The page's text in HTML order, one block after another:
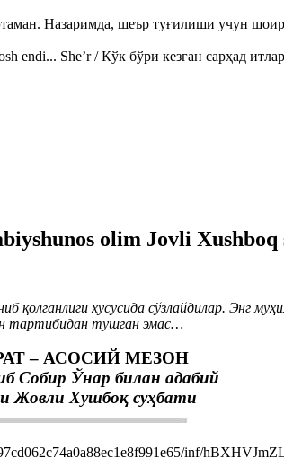
Назаримда, шеър туғилиши учун
endi... She’r / Кўк бўри кезган сарҳад
olim Jovli Xushboq
хусусида сўзлайдилар. Энг
тартибидан тушган эмас…
– АСОСИЙ МЕЗОН
Собир Ўнар билан адабий
Жовли Хушбоқ суҳбати